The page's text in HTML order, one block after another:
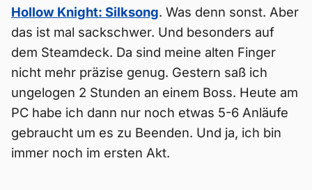
Hollow Knight: Silksong. Was denn sonst. Aber
das ist mal sackschwer. Und besonders auf
dem Steamdeck. Da sind meine alten Finger
nicht mehr präzise genug. Gestern saß ich
ungelogen 2 Stunden an einem Boss. Heute am
PC habe ich dann nur noch etwas 5-6 Anläufe
gebraucht um es zu Beenden. Und ja, ich bin
immer noch im ersten Akt.